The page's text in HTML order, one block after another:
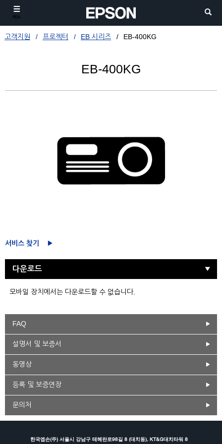
메뉴
고객지원 프로젝터 EB 시리즈 EB-400KG
EB-400KG
서비스 찾기
다운로드
모바일 장치에서는 다운로드할 수 없습니다.
FAQ
설명서 및 보증서
동영상
등록 및 보증연장
문의처
한국엡손(주) 서울시 강남구 테헤란로98길 8 (대치동), KT&G대치타워 8